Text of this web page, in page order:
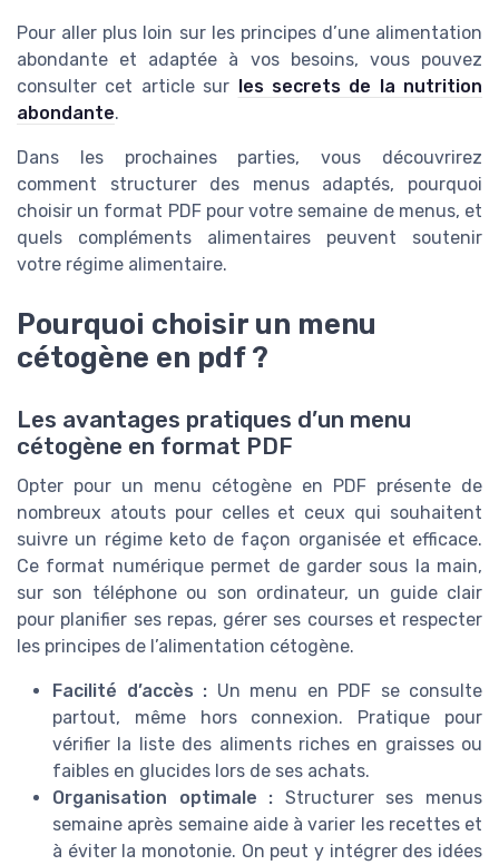
Pour aller plus loin sur les principes d’une alimentation
abondante et adaptée à vos besoins, vous pouvez
consulter cet article sur les secrets de la nutrition
abondante.
Dans les prochaines parties, vous découvrirez
comment structurer des menus adaptés, pourquoi
choisir un format PDF pour votre semaine de menus, et
quels compléments alimentaires peuvent soutenir
votre régime alimentaire.
Pourquoi choisir un menu
cétogène en pdf ?
Les avantages pratiques d’un menu
cétogène en format PDF
Opter pour un menu cétogène en PDF présente de
nombreux atouts pour celles et ceux qui souhaitent
suivre un régime keto de façon organisée et efficace.
Ce format numérique permet de garder sous la main,
sur son téléphone ou son ordinateur, un guide clair
pour planifier ses repas, gérer ses courses et respecter
les principes de l’alimentation cétogène.
Facilité d’accès : Un menu en PDF se consulte
partout, même hors connexion. Pratique pour
vérifier la liste des aliments riches en graisses ou
faibles en glucides lors de ses achats.
Organisation optimale : Structurer ses menus
semaine après semaine aide à varier les recettes et
à éviter la monotonie. On peut y intégrer des idées